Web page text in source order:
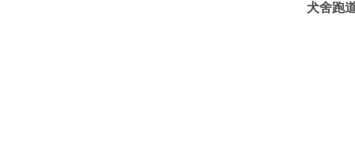
犬舍跑